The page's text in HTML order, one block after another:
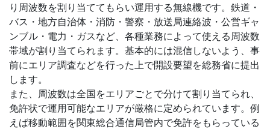
り周波数を割り当ててもらい運用する無線機です。鉄道・
バス・地方自治体・消防・警察・放送局連絡波・公営ギャ
ンブル・電力・ガスなど、各種業務によって使える周波数
帯域が割り当てられます。基本的には混信しないよう、事
前にエリア調査などを行った上で開設要望を総務省に提出
します。
また、周波数は全国をエリアごとで分けて割り当てられ、
免許状で運用可能なエリアが厳格に定められています。例
えば移動範囲を関東総合通信局管内で免許をもらっている